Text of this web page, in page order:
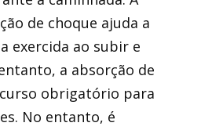
de choque ajuda a
exercida ao subir e
a absorção de
obrigatório para
No entanto, é